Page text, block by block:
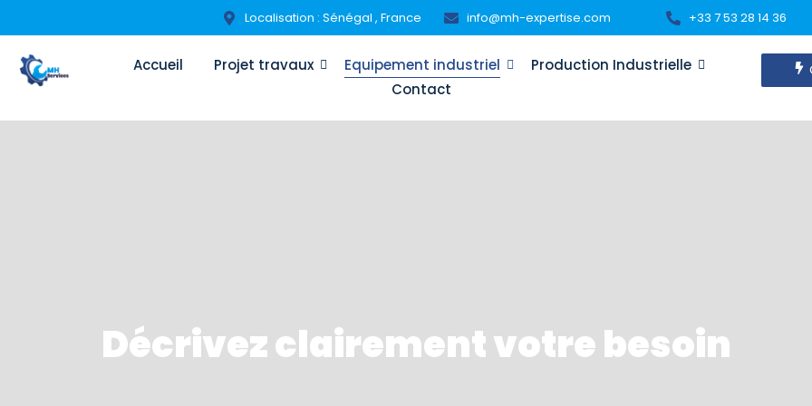
Localisation : Sénégal , France info@mh-expertise.com +33 7 53 28 14 36
Accueil Projet travaux Equipement industriel
Production Industrielle
Contact
Décrivez clairement votre besoin